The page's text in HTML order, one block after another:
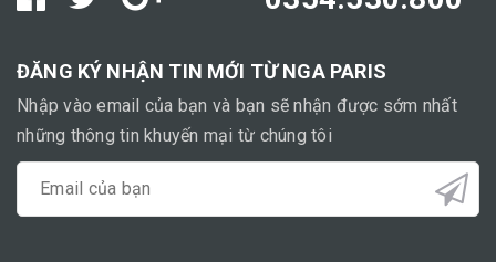
ĐĂNG KÝ NHẬN TIN MỚI TỪ NGA PARIS
Nhập vào email của bạn và bạn sẽ nhận được sớm nhất
những thông tin khuyến mại từ chúng tôi